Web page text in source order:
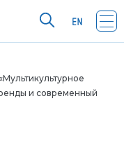
и современный